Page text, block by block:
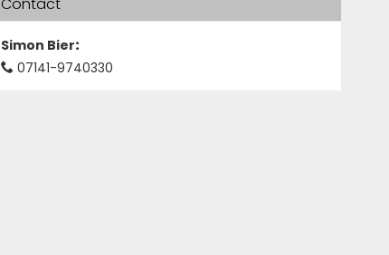
Simon Bier:
07141-9740330